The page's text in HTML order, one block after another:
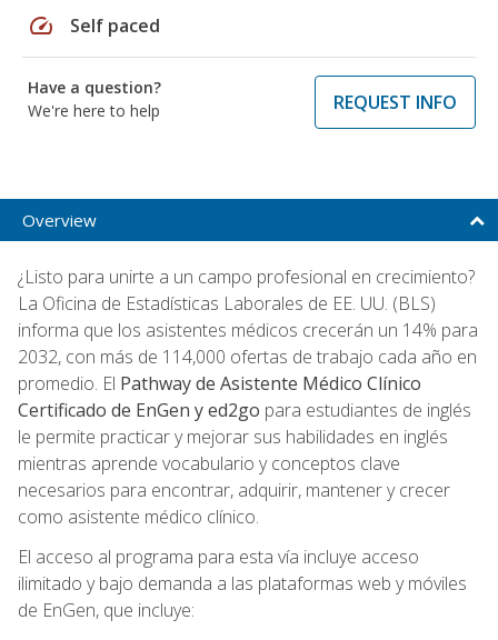
speed Self paced
Have a question?
We're here to help
REQUEST INFO
Overview
¿Listo para unirte a un campo profesional en crecimiento?
La Oficina de Estadísticas Laborales de EE. UU. (BLS)
informa que los asistentes médicos crecerán un 14% para
2032, con más de 114,000 ofertas de trabajo cada año en
promedio. El Pathway de Asistente Médico Clínico
Certificado de EnGen y ed2go para estudiantes de inglés
le permite practicar y mejorar sus habilidades en inglés
mientras aprende vocabulario y conceptos clave
necesarios para encontrar, adquirir, mantener y crecer
como asistente médico clínico.
El acceso al programa para esta vía incluye acceso
ilimitado y bajo demanda a las plataformas web y móviles
de EnGen, que incluye: